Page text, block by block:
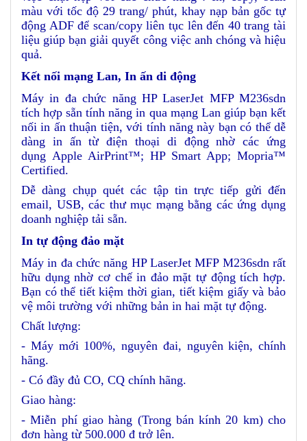
màu với tốc độ 29 trang/ phút, khay nạp bản gốc tự
động ADF để scan/copy liên tục lên đến 40 trang tài
liệu giúp bạn giải quyết công việc anh chóng và hiệu
quả.
Kết nối mạng Lan, In ấn di động
Máy in đa chức năng HP LaserJet MFP M236sdn
tích hợp sẵn tính năng in qua mạng Lan giúp bạn kết
nối in ấn thuận tiện, với tính năng này bạn có thể dễ
dàng in ấn từ điện thoại di động nhờ các ứng
dụng Apple AirPrint™; HP Smart App; Mopria™
Certified.
Dễ dàng chụp quét các tập tin trực tiếp gửi đến
email, USB, các thư mục mạng bằng các ứng dụng
doanh nghiệp tải sẵn.
In tự động đảo mặt
Máy in đa chức năng HP LaserJet MFP M236sdn rất
hữu dụng nhờ cơ chế in đảo mặt tự động tích hợp.
Bạn có thể tiết kiệm thời gian, tiết kiệm giấy và bảo
vệ môi trường với những bản in hai mặt tự động.
Chất lượng:
- Máy mới 100%, nguyên đai, nguyên kiện, chính
hãng.
- Có đầy đủ CO, CQ chính hãng.
Giao hàng:
- Miễn phí giao hàng (Trong bán kính 20 km) cho
đơn hàng từ 500.000 đ trở lên.